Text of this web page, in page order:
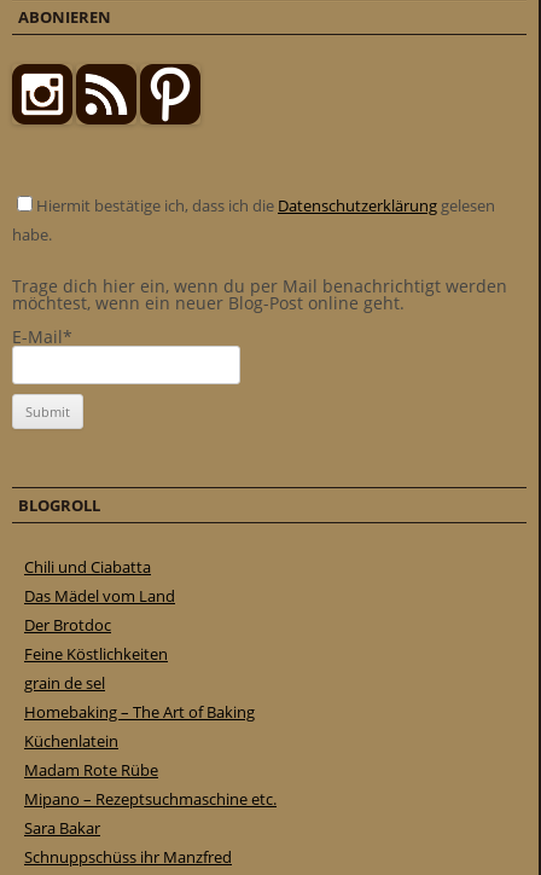
ABONIEREN
Hiermit bestätige ich, dass ich die Datenschutzerklärung gelesen
habe.
Trage dich hier ein, wenn du per Mail benachrichtigt werden
möchtest, wenn ein neuer Blog-Post online geht.
E-Mail*
BLOGROLL
Chili und Ciabatta
Das Mädel vom Land
Der Brotdoc
Feine Köstlichkeiten
grain de sel
Homebaking – The Art of Baking
Küchenlatein
Madam Rote Rübe
Mipano – Rezeptsuchmaschine etc.
Sara Bakar
Schnuppschüss ihr Manzfred